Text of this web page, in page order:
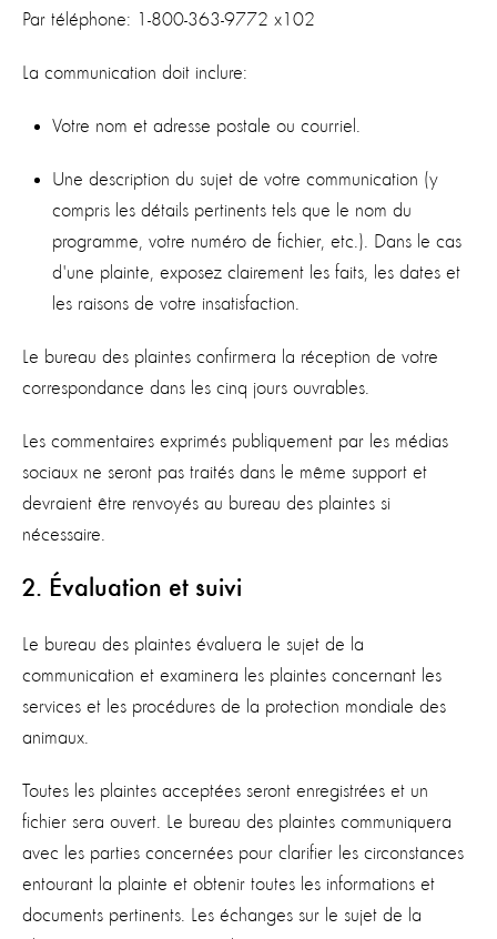
Par téléphone: 1-800-363-9772 x102
La communication doit inclure:
Votre nom et adresse postale ou courriel.
Une description du sujet de votre communication (y
compris les détails pertinents tels que le nom du
programme, votre numéro de fichier, etc.). Dans le cas
d'une plainte, exposez clairement les faits, les dates et
les raisons de votre insatisfaction.
Le bureau des plaintes confirmera la réception de votre
correspondance dans les cinq jours ouvrables.
Les commentaires exprimés publiquement par les médias
sociaux ne seront pas traités dans le même support et
devraient être renvoyés au bureau des plaintes si
nécessaire.
2. Évaluation et suivi
Le bureau des plaintes évaluera le sujet de la
communication et examinera les plaintes concernant les
services et les procédures de la protection mondiale des
animaux.
Toutes les plaintes acceptées seront enregistrées et un
fichier sera ouvert. Le bureau des plaintes communiquera
avec les parties concernées pour clarifier les circonstances
entourant la plainte et obtenir toutes les informations et
documents pertinents. Les échanges sur le sujet de la